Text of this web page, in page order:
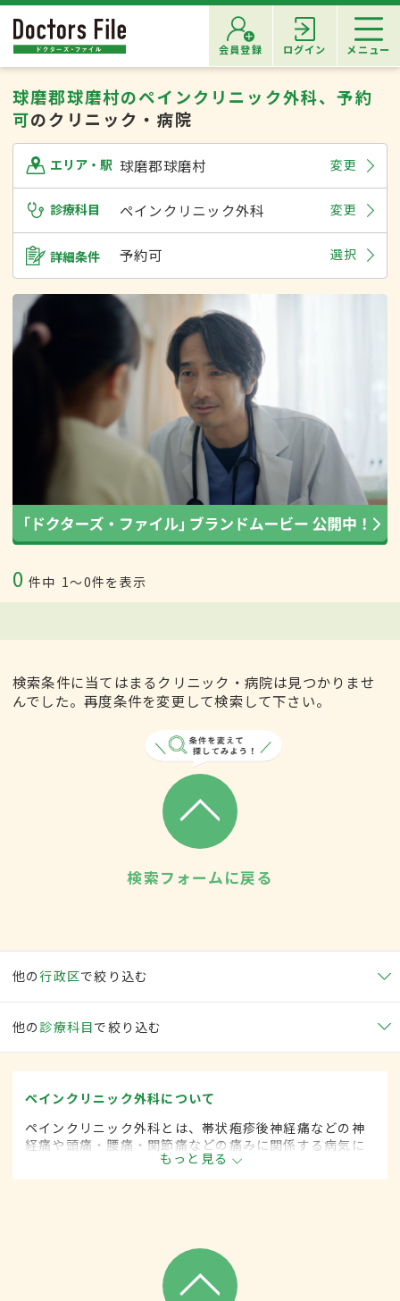
会員登録 ログイン メニュー
球磨郡球磨村のペインクリニック外科、予約
可のクリニック・病院
エリア・駅 球磨郡球磨村 変更
診療科目 ペインクリニック外科 変更
詳細条件 予約可 選択
0 件中 1〜0件を表示
検索条件に当てはまるクリニック・病院は見つかりませ
んでした。再度条件を変更して検索して下さい。
検索フォームに戻る
他の行政区で絞り込む
他の 診療科目で絞り込む
ペインクリニック外科について
ペインクリニック外科とは、帯状疱疹後神経痛などの神
経痛や頭痛・腰痛・関節痛などの痛みに関係する病気に
対して、手術的な方法によって治療する外科の一領域で
す。平成20年4月の制度改正前は、ペインクリニック科
もっと見る